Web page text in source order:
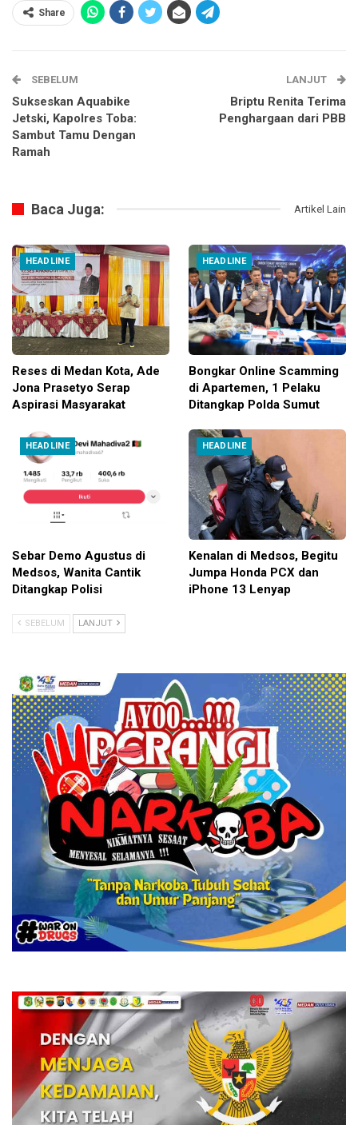
Share
SEBELUM
Sukseskan Aquabike
Jetski, Kapolres Toba:
Sambut Tamu Dengan
Ramah
LANJUT
Briptu Renita Terima
Penghargaan dari PBB
Baca Juga: Artikel Lain
HEADLINE
Reses di Medan Kota, Ade
Jona Prasetyo Serap
Aspirasi Masyarakat
HEADLINE
Bongkar Online Scamming
di Apartemen, 1 Pelaku
Ditangkap Polda Sumut
HEADLINE
Sebar Demo Agustus di
Medsos, Wanita Cantik
Ditangkap Polisi
HEADLINE
Kenalan di Medsos, Begitu
Jumpa Honda PCX dan
iPhone 13 Lenyap
SEBELUM LANJUT